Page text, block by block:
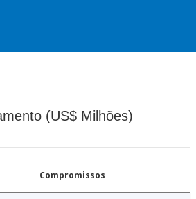
(US$ Milhões)
Compromissos